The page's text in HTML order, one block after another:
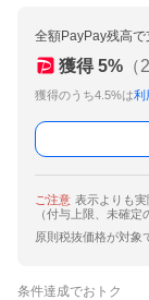
全額PayPay残高
獲得 5% （
獲得のうち4.5%は利
ご注意 表示よりも
（付与上限、未確定
原則税抜価格が対象
条件達成でおトク